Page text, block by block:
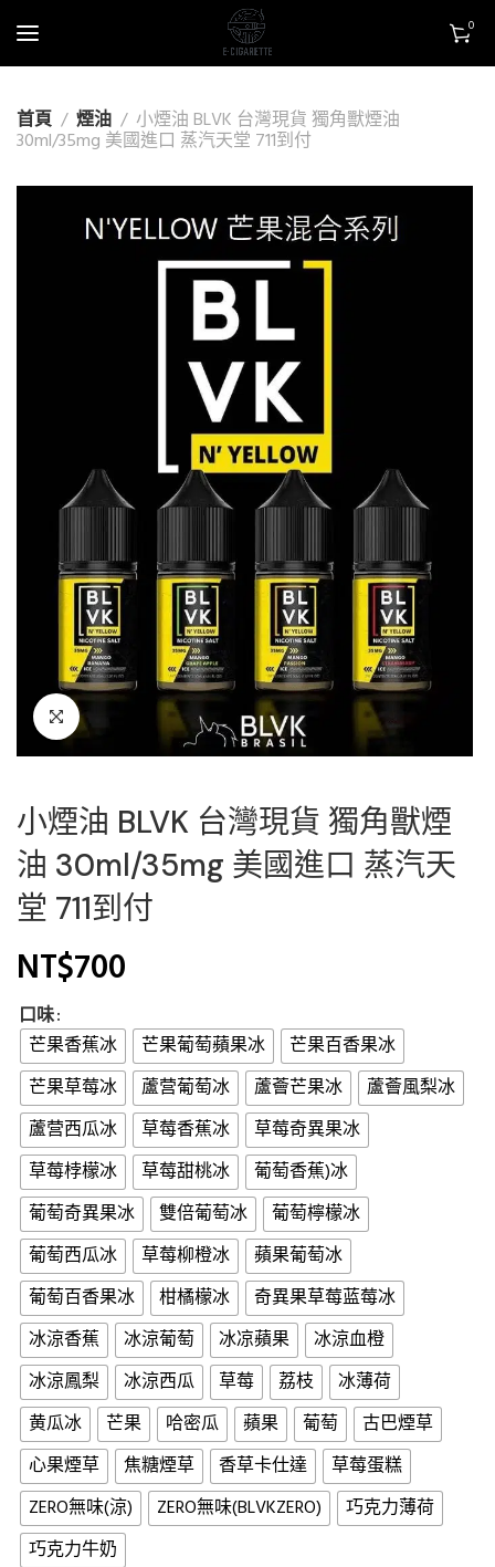
0
首頁 煙油 小煙油 BLVK 台灣現貨 獨角獸煙油
30ml/35mg 美國進口 蒸汽天堂 711到付
小煙油 BLVK 台灣現貨 獨角獸煙
油 30ml/35mg 美國進口 蒸汽天
堂 711到付
NT$700
口味
芒果香蕉冰
芒果葡萄蘋果冰
芒果百香果冰
芒果草莓冰
蘆营葡萄冰 蘆薈芒果冰
蘆薈風梨冰
蘆营西瓜冰
草莓香蕉冰
草莓奇異果冰
草莓桲檬冰
草莓甜桃冰
葡萄香蕉)冰
葡萄奇異果冰
雙倍葡萄冰
葡萄檸檬冰
葡萄西瓜冰
草莓柳橙冰
蘋果葡萄冰
葡萄百香果冰
柑橘檬冰
奇異果草莓蓝莓冰
冰涼香蕉
冰涼葡萄 冰凉蘋果
冰涼血橙
冰涼鳳梨
冰涼西瓜 草莓 荔枝
冰薄荷
黄瓜冰
芒果 哈密瓜 蘋果 葡萄
古巴煙草
心果煙草
焦糖煙草 香草卡仕達
草莓蛋糕
ZERO無味(涼)
ZERO無味(BLVKZERO)
巧克力薄荷
巧克力牛奶